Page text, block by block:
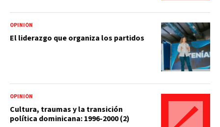
OPINIÓN
El liderazgo que organiza los partidos
OPINIÓN
Cultura, traumas y la transición
política dominicana: 1996-2000 (2)